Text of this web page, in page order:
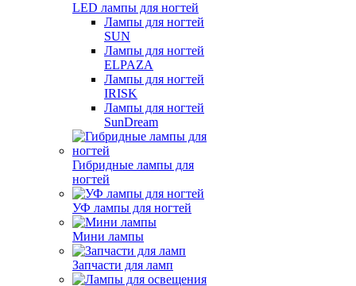
LED лампы для ногтей
Лампы для ногтей
SUN
Лампы для ногтей
ELPAZA
Лампы для ногтей
IRISK
Лампы для ногтей
SunDream
Гибридные лампы для
ногтей
УФ лампы для ногтей
Мини лампы
Запчасти для ламп